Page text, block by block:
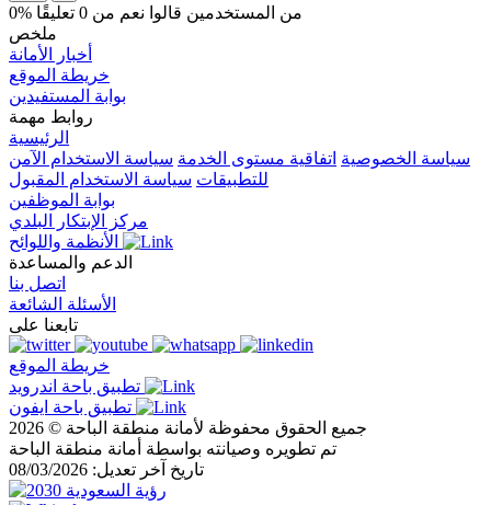
0% من المستخدمين قالوا نعم من 0 تعليقًا
ملخص
أخبار الأمانة
خريطة الموقع
بوابة المستفيدين
روابط مهمة
الرئيسية
سياسة الخصوصية اتفاقية مستوى الخدمة سياسة الاستخدام الآمن
للتطبيقات سياسة الاستخدام المقبول
بوابة الموظفين
مركز الإبتكار البلدي
الدعم والمساعدة
اتصل بنا
الأسئلة الشائعة
تابعنا على
خريطة الموقع
جميع الحقوق محفوظة لأمانة منطقة الباحة © 2026
تم تطويره وصيانته بواسطة أمانة منطقة الباحة
تاريخ آخر تعديل: 08/03/2026